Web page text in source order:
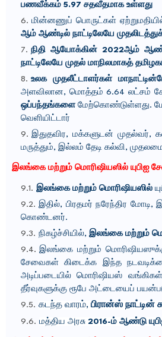
பணவீக்கம்‌ 5.97 சதவீதமாக உள்ளது
மின்னணுப்‌ பொருட்கள்‌
ஆம்‌ ஆண்டில்‌ நாட்டிலேயே
நிதி ஆயோக்கின்‌ 2022ஆம்‌ ஆண்டு
நாட்டிலேயே முதல்‌ மாநிலமாகத்‌
உலக முதலீட்டாளர்கள்‌
அளவிலான, மொத்தம்‌ 6.64 லட்சம்‌
ஒப்பந்தங்களைமேற்கொண்டுள்ளது.
வெளியிட்டார்‌
இதுதவிர, மக்களுடன் முதல்வர்,
மருத்தும், இல்லம் தேடி கல்வி,
இலங்கை மற்றும் மொரிஷியஸில் யுபிஐ
இலங்கை மற்றும் மொரிஷியஸில்
இதில், பிரதமர் நரேந்திர
கொண்டனர்.
நிகழ்ச்சியில், இலங்கை மற்றும்
இலங்கை மற்றும்
சேவைகள் கிடைக்க இந்த
அடிப்படையில் மொரிஷியஸ்
தீர்வுகளுக்கு ரூபே அட்டையைப்
கடந்த வாரம், பிரான்ஸ் நாட்டின்
மத்திய அரசு 2016-ம் ஆண்டு